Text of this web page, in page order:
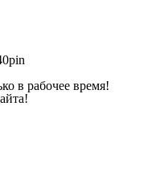
в рабочее время!